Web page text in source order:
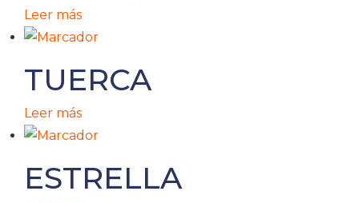
Leer más
TUERCA
Leer más
ESTRELLA